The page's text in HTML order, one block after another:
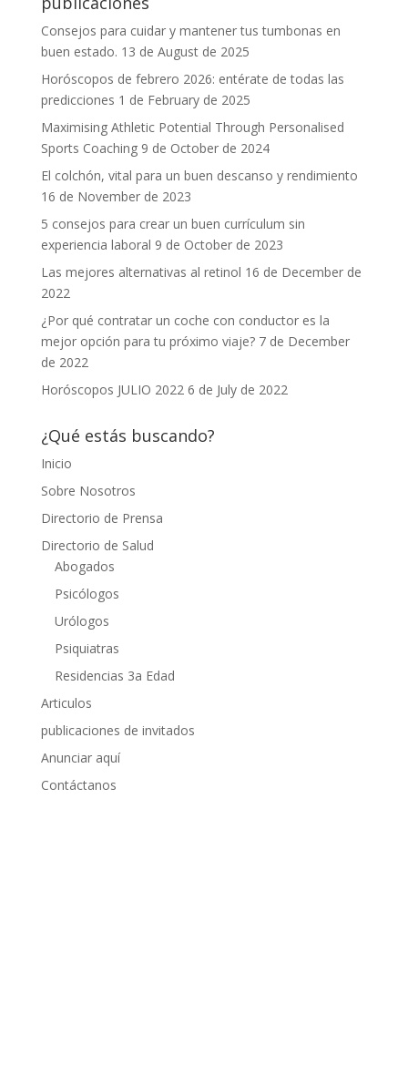
Consejos para cuidar y mantener tus tumbonas en
buen estado. 13 de August de 2025
Horóscopos de febrero 2026: entérate de todas las
predicciones 1 de February de 2025
Maximising Athletic Potential Through Personalised
Sports Coaching 9 de October de 2024
El colchón, vital para un buen descanso y rendimiento
16 de November de 2023
5 consejos para crear un buen currículum sin
experiencia laboral 9 de October de 2023
Las mejores alternativas al retinol 16 de December de
2022
¿Por qué contratar un coche con conductor es la
mejor opción para tu próximo viaje? 7 de December
de 2022
Horóscopos JULIO 2022 6 de July de 2022
¿Qué estás buscando?
Inicio
Sobre Nosotros
Directorio de Prensa
Directorio de Salud
Abogados
Psicólogos
Urólogos
Psiquiatras
Residencias 3a Edad
Articulos
publicaciones de invitados
Anunciar aquí
Contáctanos